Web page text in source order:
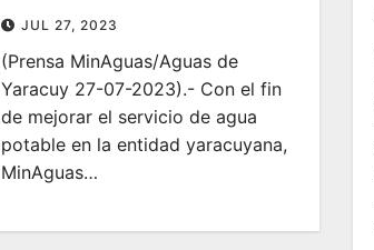
JUL 27, 2023
(Prensa MinAguas/Aguas de
Yaracuy 27-07-2023).- Con el fin
de mejorar el servicio de agua
potable en la entidad yaracuyana,
MinAguas…